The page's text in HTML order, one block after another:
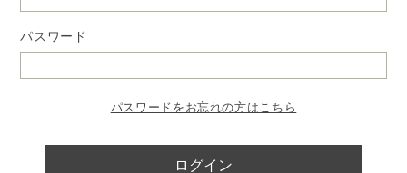
パスワード
パスワードをお忘れの方はこちら